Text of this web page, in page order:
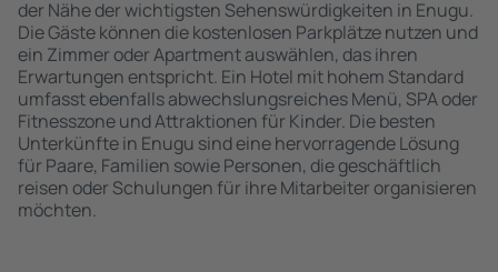
der Nähe der wichtigsten Sehenswürdigkeiten in Enugu.
Die Gäste können die kostenlosen Parkplätze nutzen und
ein Zimmer oder Apartment auswählen, das ihren
Erwartungen entspricht. Ein Hotel mit hohem Standard
umfasst ebenfalls abwechslungsreiches Menü, SPA oder
Fitnesszone und Attraktionen für Kinder. Die besten
Unterkünfte in Enugu sind eine hervorragende Lösung
für Paare, Familien sowie Personen, die geschäftlich
reisen oder Schulungen für ihre Mitarbeiter organisieren
möchten.